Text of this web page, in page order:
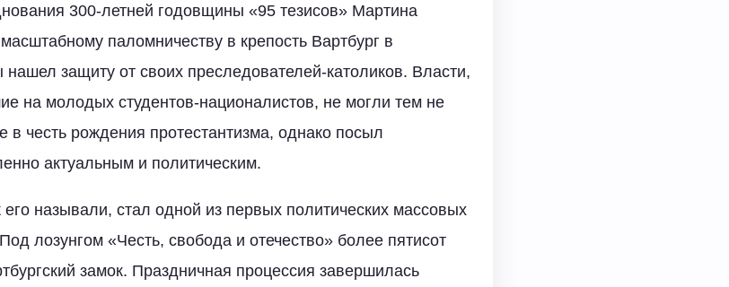
300-летней годовщины «95 тезисов» Мартина
паломничеству в крепость Вартбург в
защиту от своих преследователей-католиков. Власти,
на молодых студентов-националистов, не могли тем не
в честь рождения протестантизма, однако посыл
актуальным и политическим.
его называли, стал одной из первых политических массовых
лозунгом «Честь, свобода и отечество» более пятисот
замок. Праздничная процессия завершилась